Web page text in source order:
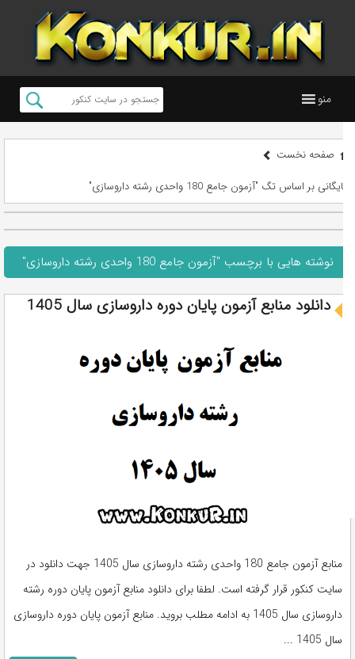
منو
صفحه نخست
بایگانی بر اساس تگ "آزمون جامع 180 واحدی رشته داروسازی"
نوشته هایی با برچسب "آزمون جامع 180 واحدی رشته داروسازی"
دانلود منابع آزمون پایان دوره داروسازی سال 1405
منابع آزمون جامع 180 واحدی رشته داروسازی سال 1405 جهت دانلود در
سایت کنکور قرار گرفته است. لطفا برای دانلود منابع آزمون پایان دوره رشته
داروسازی سال 1405 به ادامه مطلب بروید. منابع آزمون پایان دوره داروسازی
سال 1405 ...